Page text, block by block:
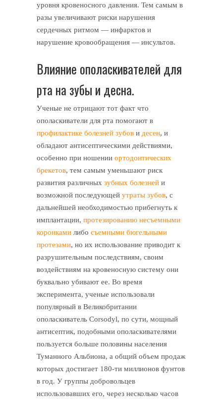
уровня кровеносного давления. Тем самым в
разы увеличивают риски нарушения
сердечных ритмом — инфарктов и
нарушение кровообращения — инсультов.
Влияние ополаскивателей для
рта на зубы и десна.
Ученые не отрицают тот факт что
ополаскиватели для рта помогают в
профилактике болезней зубов и десен, и
обладают антисептическими действиями,
особенно при ношении ортодонтических
брекетов, тем самым уменьшают риск
развития различных зубных болезней и
возможной последующей утраты зубов, с
дальнейшей необходимостью прибегнуть к
имплантации, протезированию несъемными
коронками либо съемными бюгельными
протезами, но их использование приводит к
разрушительным последствиям, своим
воздействиям на кровеносную систему они
буквально убивают ее. Во время
эксперимента, ученые использовали
популярный в Великобритании
ополаскиватель Corsodyl, по сути, мощный
антисептик, подобными ополаскивателями
пользуется больше половины населения
Туманного Альбиона, а общий объем продаж
которых достигает 180-ти миллионов фунтов
в год. У группы добровольцев
использовавших его, через несколько часов